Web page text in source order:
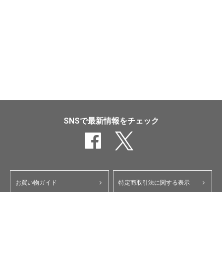
SNSで最新情報をチェック
お買い物ガイド 特定商取引法に関する表示